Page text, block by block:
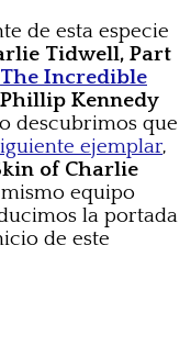
de esta especie
Tidwell, Part
The Incredible
Phillip Kennedy
descubrimos que
ejemplar,
of Charlie
equipo
la portada
de este